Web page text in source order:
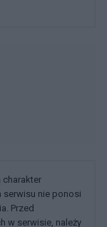
charakter
serwisu nie ponosi
Przed
w serwisie, należy